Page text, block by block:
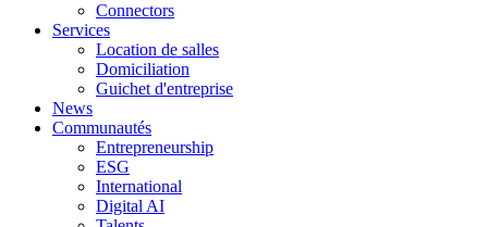
Connectors
Services
Location de salles
Domiciliation
Guichet d'entreprise
News
Communautés
Entrepreneurship
ESG
International
Digital AI